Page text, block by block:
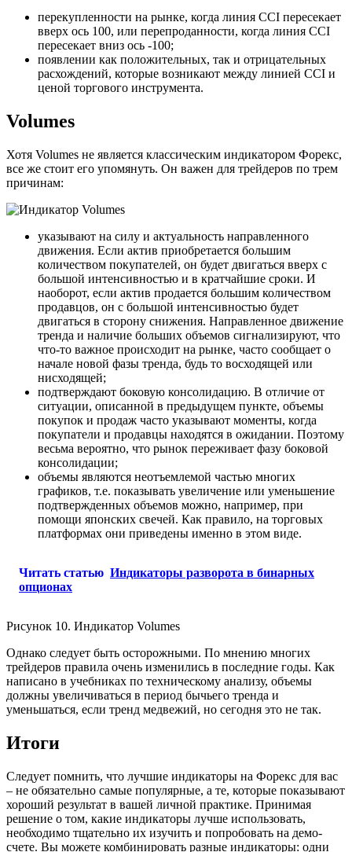
перекупленности на рынке, когда линия CCI пересекает
вверх ось 100, или перепроданности, когда линия CCI
пересекает вниз ось -100;
появлении как положительных, так и отрицательных
расхождений, которые возникают между линией CCI и
ценой торгового инструмента.
Volumes
Хотя Volumes не является классическим индикатором Форекс,
все же стоит его упомянуть. Он важен для трейдеров по трем
причинам:
указывают на силу и актуальность направленного
движения. Если актив приобретается большим
количеством покупателей, он будет двигаться вверх с
большой интенсивностью и в кратчайшие сроки. И
наоборот, если актив продается большим количеством
продавцов, он с большой интенсивностью будет
двигаться в сторону снижения. Направленное движение
тренда и наличие больших объемов сигнализируют, что
что-то важное происходит на рынке, часто сообщает о
начале новой фазы тренда, будь то восходящей или
нисходящей;
подтверждают боковую консолидацию. В отличие от
ситуации, описанной в предыдущем пункте, объемы
покупок и продаж часто указывают моменты, когда
покупатели и продавцы находятся в ожидании. Поэтому
весьма вероятно, что рынок переживает фазу боковой
консолидации;
объемы являются неотъемлемой частью многих
графиков, т.е. показывать увеличение или уменьшение
подтвержденных объемов можно, например, при
помощи японских свечей. Как правило, на торговых
платформах они приведены именно в этом виде.
Читать статью Индикаторы разворота в бинарных
опционах
Рисунок 10. Индикатор Volumes
Однако следует быть осторожными. По мнению многих
трейдеров правила очень изменились в последние годы. Как
написано в учебниках по техническому анализу, объемы
должны увеличиваться в период бычьего тренда и
уменьшаться, если тренд медвежий, но сегодня это не так.
Итоги
Следует помнить, что лучшие индикаторы на Форекс для вас
– не обязательно самые популярные, а те, которые показывают
хороший результат в вашей личной практике. Принимая
решение о том, какие индикаторы лучше использовать,
необходимо тщательно их изучить и попробовать на демо-
счете. Вы можете комбинировать разные индикаторы: одни